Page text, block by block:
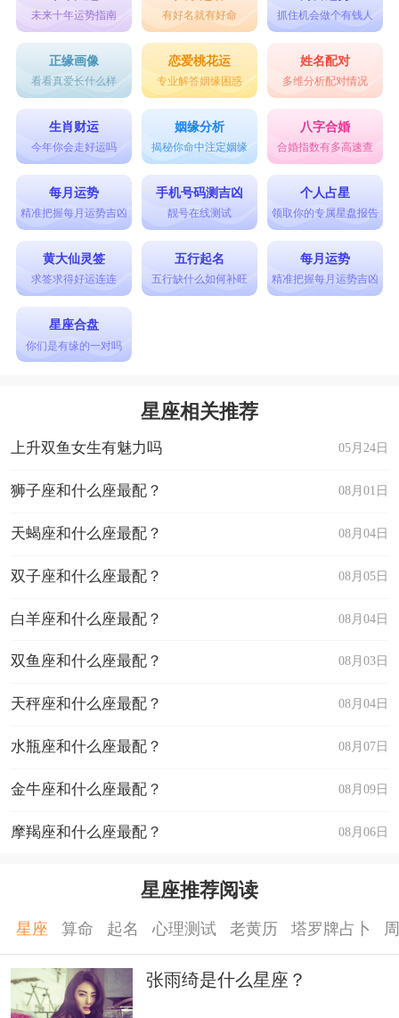
未来十年运势指南 有好名就有好命 抓住机会做个有钱人
正缘画像
看看真爱长什么样
恋爱桃花运
专业解答姻缘困惑
姓名配对
多维分析配对情况
生肖财运
今年你会走好运吗
姻缘分析
揭秘你命中注定姻缘
八字合婚
合婚指数有多高速查
每月运势
精准把握每月运势吉凶
手机号码测吉凶
靓号在线测试
个人占星
领取你的专属星盘报告
黄大仙灵签
求签求得好运连连
五行起名
五行缺什么如何补旺
每月运势
精准把握每月运势吉凶
星座合盘
你们是有缘的一对吗
星座相关推荐
05月24日
上升双鱼女生有魅力吗
08月01日
狮子座和什么座最配？
08月04日
天蝎座和什么座最配？
08月05日
双子座和什么座最配？
08月04日
白羊座和什么座最配？
08月03日
双鱼座和什么座最配？
08月04日
天秤座和什么座最配？
08月07日
水瓶座和什么座最配？
08月09日
金牛座和什么座最配？
08月06日
摩羯座和什么座最配？
星座推荐阅读
星座 算命 起名 心理测试 老黄历 塔罗牌占卜
张雨绮是什么星座？